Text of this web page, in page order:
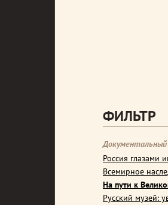
ФИЛЬТР
Россия глазами
Всемирное
На пути к
Русский музей: